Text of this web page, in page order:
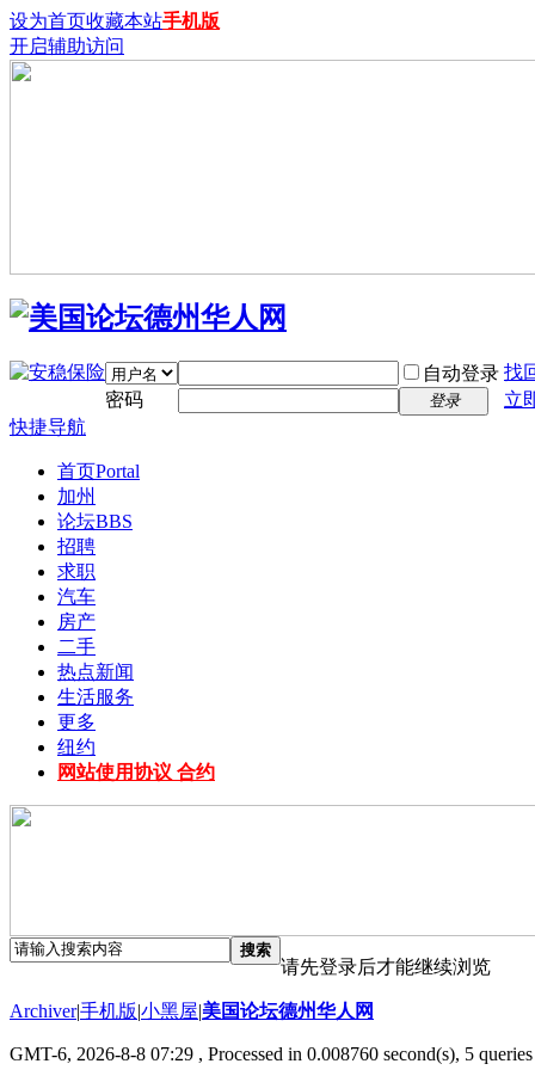
设为首页收藏本站手机版
开启辅助访问
自动登录 找
密码
登录
立
快捷导航
首页Portal
加州
论坛BBS
招聘
求职
汽车
房产
二手
热点新闻
生活服务
更多
纽约
网站使用协议 合约
搜索
请先登录后才能继续浏览
Archiver|手机版|小黑屋|美国论坛德州华人网
GMT-6, 2026-8-8 07:29 , Processed in 0.008760 second(s), 5